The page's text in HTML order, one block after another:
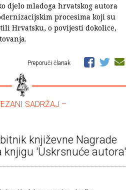
djelo mladoga hrvatskog autora
procesima koji su
Hrvatsku, o povijesti dokolice,
Preporuči članak
SADRŽAJ –
književne Nagrade
knjigu 'Uskrsnuće autora'